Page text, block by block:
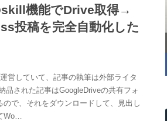
機能でDrive取得→
投稿を完全自動化した
営していて、記事の執筆は外部ライタ
品された記事はGoogleDriveの共有フォ
ので、それをダウンロードして、見出し
Wo…